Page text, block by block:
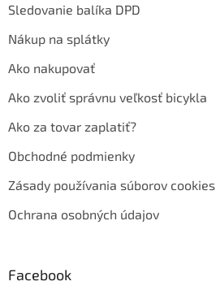
Sledovanie balíka DPD
Nákup na splátky
Ako nakupovať
Ako zvoliť správnu veľkosť bicykla
Ako za tovar zaplatiť?
Obchodné podmienky
Zásady používania súborov cookies
Ochrana osobných údajov
Facebook